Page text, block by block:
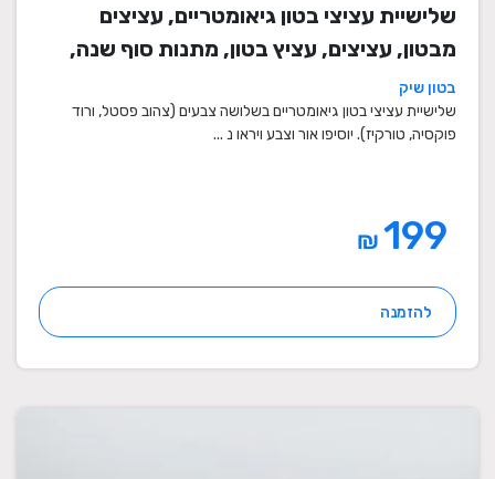
שלישיית עציצי בטון גיאומטריים, עציצים
מבטון, עציצים, עציץ בטון, מתנות סוף שנה,
מתנה לבית, מתנה ליום הולדת, עיצוב הבית,
מתנות סוף שנה למורים
בטון שיק
שלישיית עציצי בטון גיאומטריים בשלושה צבעים (צהוב פסטל, ורוד
פוקסיה, טורקיז). יוסיפו אור וצבע ויראו נ ...
₪
להזמנה